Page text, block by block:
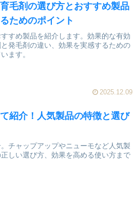
毛剤の選び方とおすすめ製品
ためのポイント
すめ製品を紹介します。効果的な有効
発毛剤の違い、効果を実感するための
ます。
2025.12.09
紹介！人気製品の特徴と選び
チャップアップやニューモなど人気製
しい選び方、効果を高める使い方まで